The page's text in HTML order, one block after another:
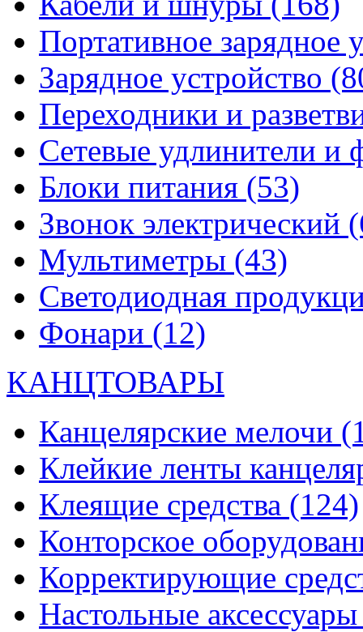
Портативное зарядное
Зарядное устройство
Переходники и
Сетевые удлинители и
Блоки питания (53)
Звонок электрический
Мультиметры (43)
Светодиодная
Фонари (12)
КАНЦТОВАРЫ
Канцелярские мелочи
Клейкие ленты
Клеящие средства (124)
Конторское
Корректирующие
Настольные